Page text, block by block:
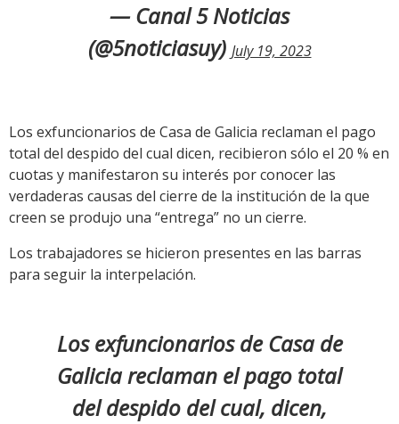
— Canal 5 Noticias
(@5noticiasuy) July 19, 2023
Los exfuncionarios de Casa de Galicia reclaman el pago
total del despido del cual dicen, recibieron sólo el 20 % en
cuotas y manifestaron su interés por conocer las
verdaderas causas del cierre de la institución de la que
creen se produjo una “entrega” no un cierre.
Los trabajadores se hicieron presentes en las barras
para seguir la interpelación.
Los exfuncionarios de Casa de
Galicia reclaman el pago total
del despido del cual, dicen,